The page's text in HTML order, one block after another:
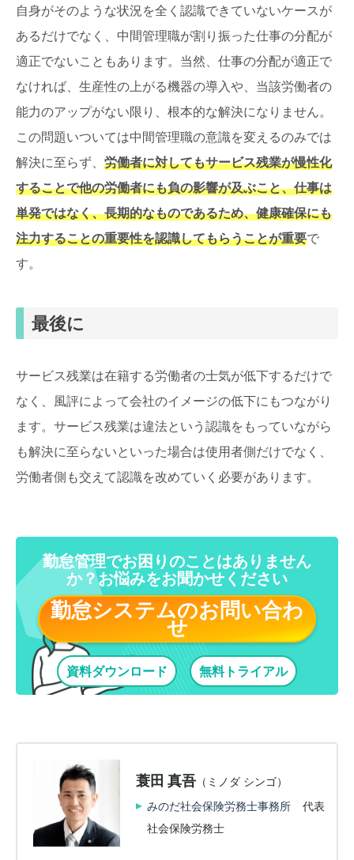
自身がそのような状況を全く認識できていないケースが
あるだけでなく、中間管理職が割り振った仕事の分配が
適正でないこともあります。当然、仕事の分配が適正で
なければ、生産性の上がる機器の導入や、当該労働者の
能力のアップがない限り、根本的な解決になりません。
この問題いついては中間管理職の意識を変えるのみでは
解決に至らず、 労働者に対してもサービス残業が慢性化
することで他の労働者にも負の影響が及ぶこと、仕事は
単発ではなく、長期的なものであるため、健康確保にも
注力することの重要性を認識してもらうことが重要で
す。
最後に
サービス残業は在籍する労働者の士気が低下するだけで
なく、風評によって会社のイメージの低下にもつながり
ます。サービス残業は違法という認識をもっていながら
も解決に至らないといった場合は使用者側だけでなく、
労働者側も交えて認識を改めていく必要があります。
勤怠管理でお困りのことはありません
か？お悩みをお聞かせください
勤怠システムのお問い合わ
せ
資料ダウンロード 無料トライアル
蓑田 真吾 （ミノダ シンゴ）
みのだ社会保険労務士事務所
代表
社会保険労務士